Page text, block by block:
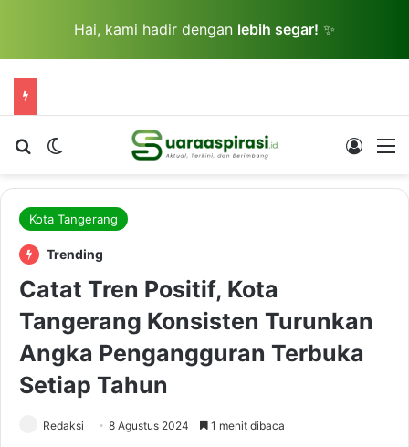
Hai, kami hadir dengan lebih segar! ✨
Cari berita...Switch skin Log In
Kota Tangerang
Trending
Catat Tren Positif, Kota
Tangerang Konsisten Turunkan
Angka Pengangguran Terbuka
Setiap Tahun
Redaksi 8 Agustus 2024 1 menit dibaca